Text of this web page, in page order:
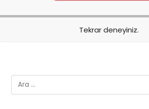
Tekrar deneyiniz.